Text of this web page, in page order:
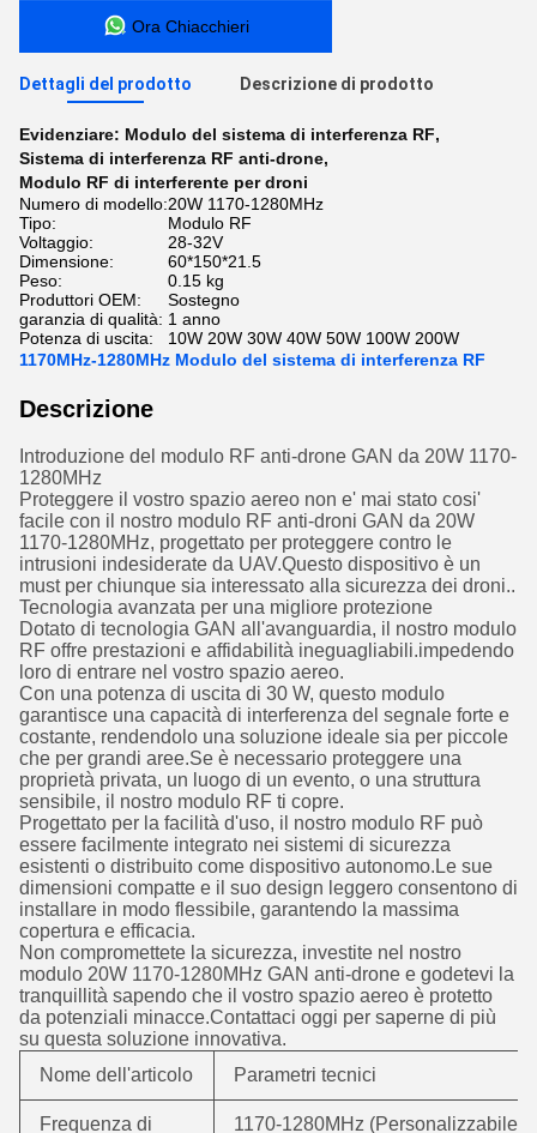
Ora Chiacchieri
Dettagli del prodotto Descrizione di prodotto
Evidenziare: Modulo del sistema di interferenza RF,
Sistema di interferenza RF anti-drone,
Modulo RF di interferente per droni
Numero di modello:20W 1170-1280MHz
Tipo:
Modulo RF
Voltaggio:
28-32V
Dimensione:
60*150*21.5
Peso:
0.15 kg
Produttori OEM:
Sostegno
garanzia di qualità: 1 anno
Potenza di uscita:
10W 20W 30W 40W 50W 100W 200W
1170MHz-1280MHz Modulo del sistema di interferenza RF
Descrizione
Introduzione del modulo RF anti-drone GAN da 20W 1170-
1280MHz
Proteggere il vostro spazio aereo non e' mai stato cosi'
facile con il nostro modulo RF anti-droni GAN da 20W
1170-1280MHz, progettato per proteggere contro le
intrusioni indesiderate da UAV.Questo dispositivo è un
must per chiunque sia interessato alla sicurezza dei droni..
Tecnologia avanzata per una migliore protezione
Dotato di tecnologia GAN all'avanguardia, il nostro modulo
RF offre prestazioni e affidabilità ineguagliabili.impedendo
loro di entrare nel vostro spazio aereo.
Con una potenza di uscita di 30 W, questo modulo
garantisce una capacità di interferenza del segnale forte e
costante, rendendolo una soluzione ideale sia per piccole
che per grandi aree.Se è necessario proteggere una
proprietà privata, un luogo di un evento, o una struttura
sensibile, il nostro modulo RF ti copre.
Progettato per la facilità d'uso, il nostro modulo RF può
essere facilmente integrato nei sistemi di sicurezza
esistenti o distribuito come dispositivo autonomo.Le sue
dimensioni compatte e il suo design leggero consentono di
installare in modo flessibile, garantendo la massima
copertura e efficacia.
Non compromettete la sicurezza, investite nel nostro
modulo 20W 1170-1280MHz GAN anti-drone e godetevi la
tranquillità sapendo che il vostro spazio aereo è protetto
da potenziali minacce.Contattaci oggi per saperne di più
su questa soluzione innovativa.
Nome dell'articolo
Parametri tecnici
Frequenza di
1170-1280MHz (Personalizzabile